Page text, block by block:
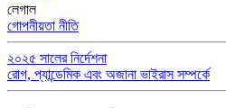
লেগাল
গোপনীয়তা নীতি
২০২৫ সালের নির্দেশনা
রোগ, প্যান্ডেমিক এবং অজানা ভাইরাস সম্পর্কে